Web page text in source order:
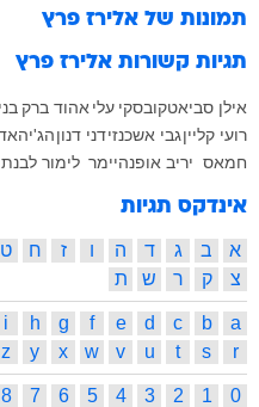
תמונות של אלירז פרץ
תגיות קשורות אלירז פרץ
אילן סביאטקובסקי עלי אהוד ברק
רועי קלייןגבי אשכנזידני דנון
חמאס יריב אופנהיימר לימור לבנת
אינדקס תגיות
א ב ג ד ה ו ז ח ט
צ
ק ר ש ת
a
b
c
d
e
f
g
h
i
r
s
t
u
v
w
x
y
z
0
1
2
3
4
5
6
7
8